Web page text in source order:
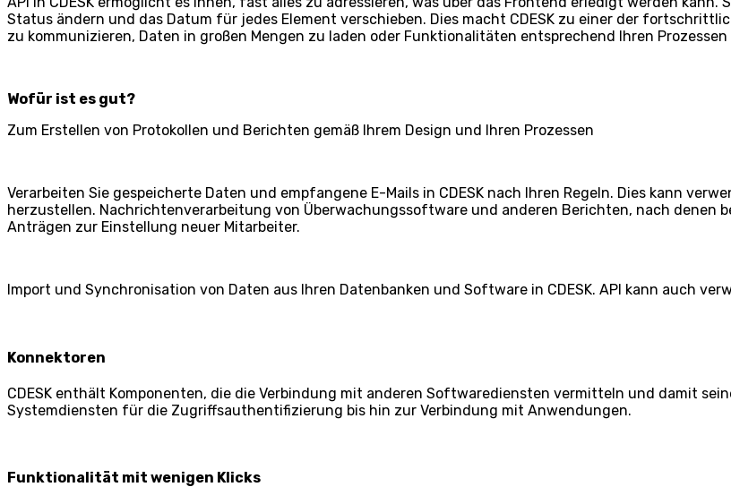
Status ändern und das Datum für jedes Element verschieben. Dies macht CDESK zu einer der
zu kommunizieren, Daten in großen Mengen zu laden oder Funktionalitäten entsprechend Ihren
Wofür ist es gut?
Zum Erstellen von Protokollen und Berichten gemäß Ihrem Design und Ihren Prozessen
Verarbeiten Sie gespeicherte Daten und empfangene E-Mails in CDESK nach Ihren Regeln. Dies kann
herzustellen. Nachrichtenverarbeitung von Überwachungssoftware und anderen Berichten, nach denen
Anträgen zur Einstellung neuer Mitarbeiter.
Import und Synchronisation von Daten aus Ihren Datenbanken und Software in CDESK. API kann auch
Konnektoren
CDESK enthält Komponenten, die die Verbindung mit anderen Softwarediensten vermitteln und damit
Systemdiensten für die Zugriffsauthentifizierung bis hin zur Verbindung mit Anwendungen.
Funktionalität mit wenigen Klicks